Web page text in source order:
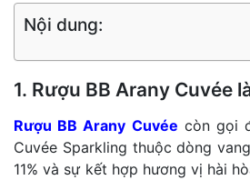
Nội dung:
1. Rượu BB Arany Cuvée
Rượu BB Arany Cuvée còn gọi
Cuvée Sparkling thuộc dòng
11% và sự kết hợp hương vị hài